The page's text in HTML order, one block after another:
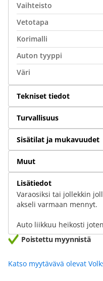
Vaihteisto
Vetotapa
Korimalli
Auton tyyppi
Väri
Tekniset tiedot
Turvallisuus
Sisätilat ja mukavuudet
Muut
Lisätiedot
Varaosiksi tai jollekkin
akseli varmaan mennyt.
Auto liikkuu heikosti
Poistettu myynnistä
Katso myytävävä olevat